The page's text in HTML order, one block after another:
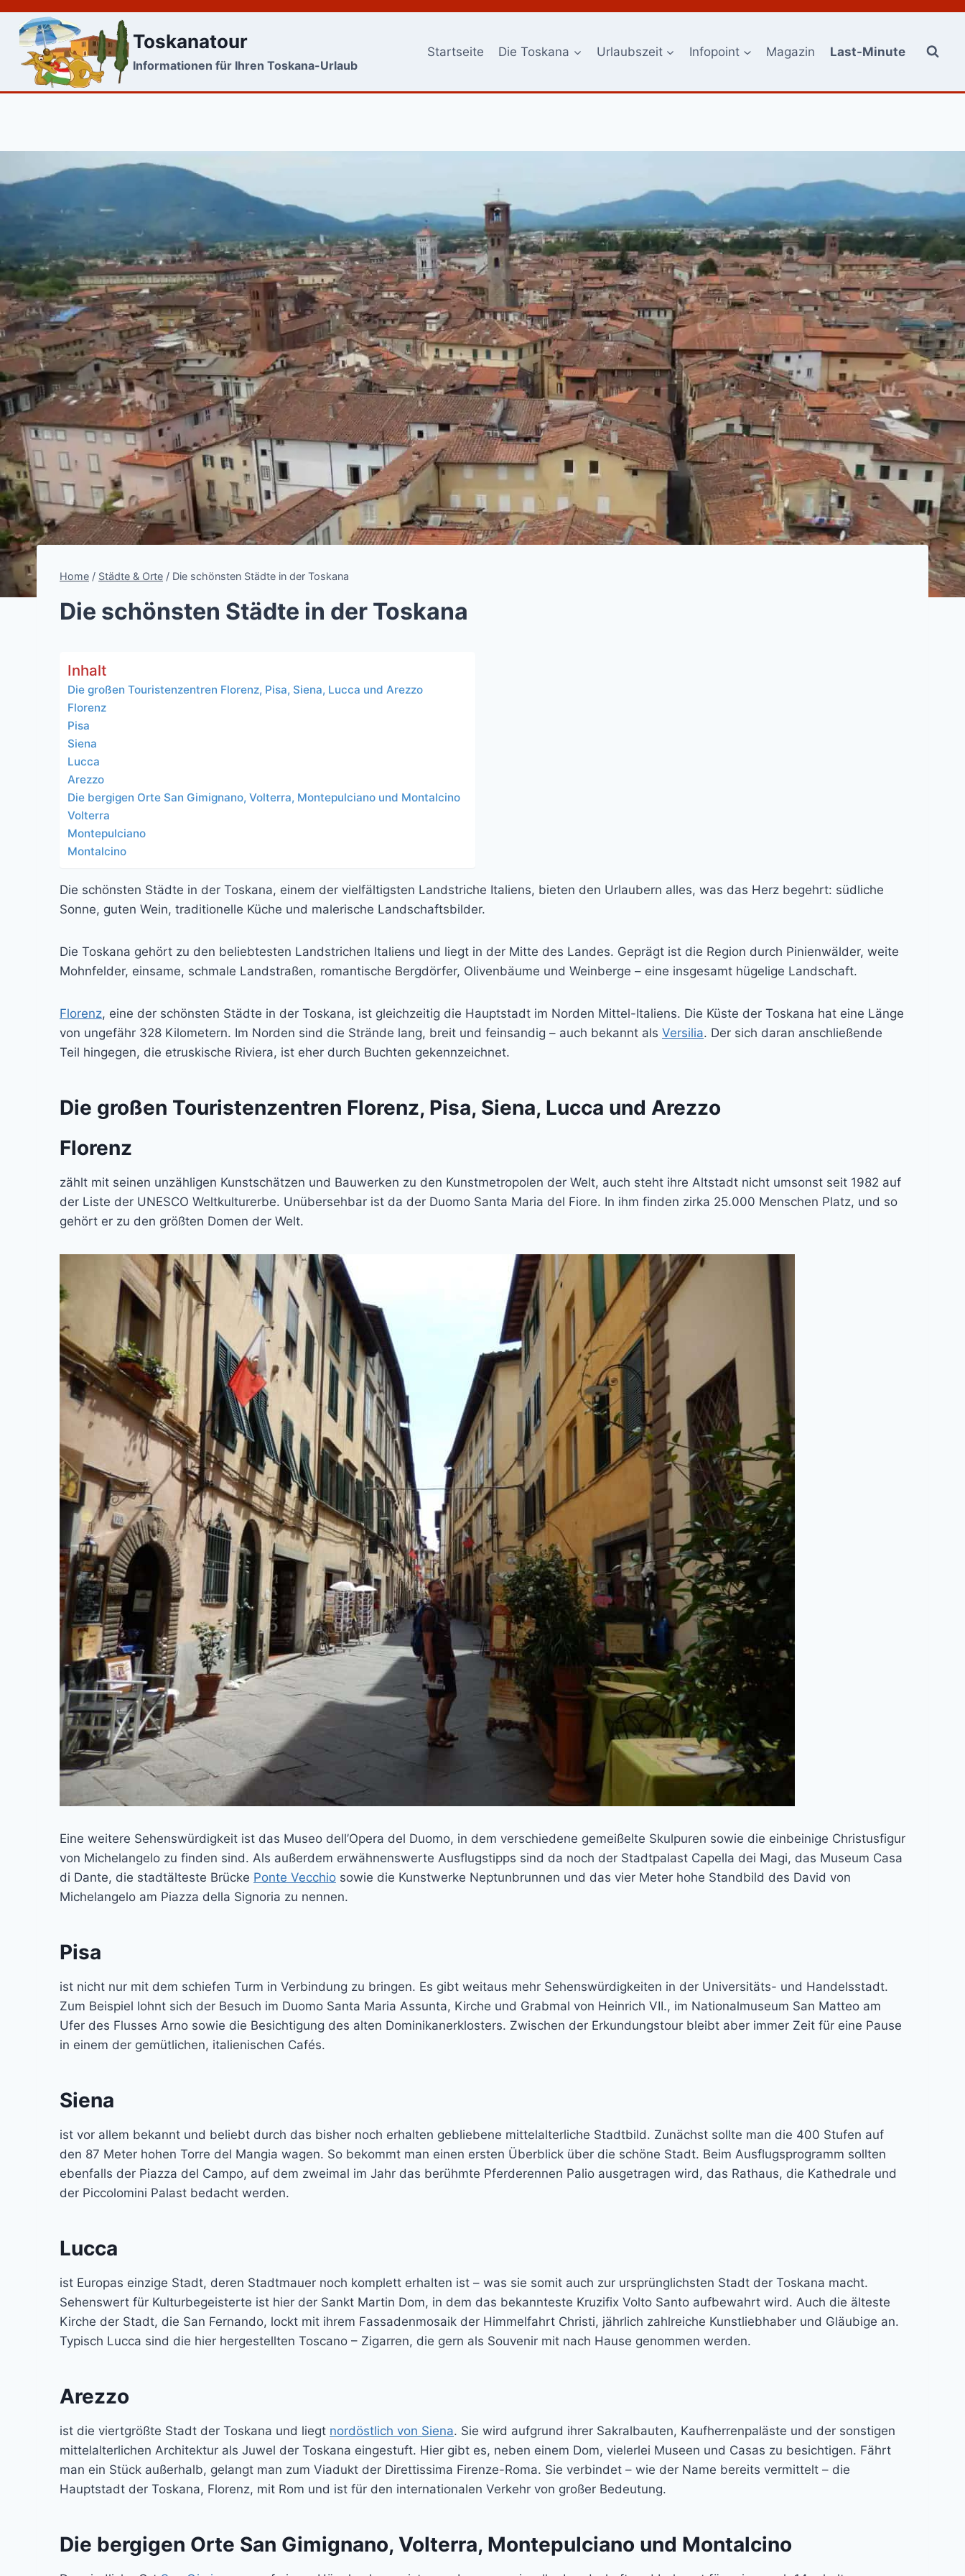
Skip
content
Toskanatour
Informationen für Ihren Toskana-Urlaub
Startseite Die Toskana Urlaubszeit Infopoint Magazin Last-Minute
Home / Städte & Orte / Die schönsten Städte in der Toskana
Die schönsten Städte in der Toskana
Inhalt
Die großen Touristenzentren Florenz, Pisa, Siena, Lucca und Arezzo
Florenz
Pisa
Siena
Lucca
Arezzo
Die bergigen Orte San Gimignano, Volterra, Montepulciano und Montalcino
Volterra
Montepulciano
Montalcino
Die schönsten Städte in der Toskana, einem der vielfältigsten Landstriche Italiens, bieten den Urlaubern alles, was das Herz begehrt: südliche
Sonne, guten Wein, traditionelle Küche und malerische Landschaftsbilder.
Die Toskana gehört zu den beliebtesten Landstrichen Italiens und liegt in der Mitte des Landes. Geprägt ist die Region durch Pinienwälder, weite
Mohnfelder, einsame, schmale Landstraßen, romantische Bergdörfer, Olivenbäume und Weinberge – eine insgesamt hügelige Landschaft.
Florenz, eine der schönsten Städte in der Toskana, ist gleichzeitig die Hauptstadt im Norden Mittel-Italiens. Die Küste der Toskana hat eine Länge
von ungefähr 328 Kilometern. Im Norden sind die Strände lang, breit und feinsandig – auch bekannt als Versilia. Der sich daran anschließende
Teil hingegen, die etruskische Riviera, ist eher durch Buchten gekennzeichnet.
Die großen Touristenzentren Florenz, Pisa, Siena, Lucca und Arezzo
Florenz
zählt mit seinen unzähligen Kunstschätzen und Bauwerken zu den Kunstmetropolen der Welt, auch steht ihre Altstadt nicht umsonst seit 1982 auf
der Liste der UNESCO Weltkulturerbe. Unübersehbar ist da der Duomo Santa Maria del Fiore. In ihm finden zirka 25.000 Menschen Platz, und so
gehört er zu den größten Domen der Welt.
Eine weitere Sehenswürdigkeit ist das Museo dell’Opera del Duomo, in dem verschiedene gemeißelte Skulpuren sowie die einbeinige Christusfigur
von Michelangelo zu finden sind. Als außerdem erwähnenswerte Ausflugstipps sind da noch der Stadtpalast Capella dei Magi, das Museum Casa
di Dante, die stadtälteste Brücke Ponte Vecchio sowie die Kunstwerke Neptunbrunnen und das vier Meter hohe Standbild des David von
Michelangelo am Piazza della Signoria zu nennen.
Pisa
ist nicht nur mit dem schiefen Turm in Verbindung zu bringen. Es gibt weitaus mehr Sehenswürdigkeiten in der Universitäts- und Handelsstadt.
Zum Beispiel lohnt sich der Besuch im Duomo Santa Maria Assunta, Kirche und Grabmal von Heinrich VII., im Nationalmuseum San Matteo am
Ufer des Flusses Arno sowie die Besichtigung des alten Dominikanerklosters. Zwischen der Erkundungstour bleibt aber immer Zeit für eine Pause
in einem der gemütlichen, italienischen Cafés.
Siena
ist vor allem bekannt und beliebt durch das bisher noch erhalten gebliebene mittelalterliche Stadtbild. Zunächst sollte man die 400 Stufen auf
den 87 Meter hohen Torre del Mangia wagen. So bekommt man einen ersten Überblick über die schöne Stadt. Beim Ausflugsprogramm sollten
ebenfalls der Piazza del Campo, auf dem zweimal im Jahr das berühmte Pferderennen Palio ausgetragen wird, das Rathaus, die Kathedrale und
der Piccolomini Palast bedacht werden.
Lucca
ist Europas einzige Stadt, deren Stadtmauer noch komplett erhalten ist – was sie somit auch zur ursprünglichsten Stadt der Toskana macht.
Sehenswert für Kulturbegeisterte ist hier der Sankt Martin Dom, in dem das bekannteste Kruzifix Volto Santo aufbewahrt wird. Auch die älteste
Kirche der Stadt, die San Fernando, lockt mit ihrem Fassadenmosaik der Himmelfahrt Christi, jährlich zahlreiche Kunstliebhaber und Gläubige an.
Typisch Lucca sind die hier hergestellten Toscano – Zigarren, die gern als Souvenir mit nach Hause genommen werden.
Arezzo
ist die viertgrößte Stadt der Toskana und liegt nordöstlich von Siena. Sie wird aufgrund ihrer Sakralbauten, Kaufherrenpaläste und der sonstigen
mittelalterlichen Architektur als Juwel der Toskana eingestuft. Hier gibt es, neben einem Dom, vielerlei Museen und Casas zu besichtigen. Fährt
man ein Stück außerhalb, gelangt man zum Viadukt der Direttissima Firenze-Roma. Sie verbindet – wie der Name bereits vermittelt – die
Hauptstadt der Toskana, Florenz, mit Rom und ist für den internationalen Verkehr von großer Bedeutung.
Die bergigen Orte San Gimignano, Volterra, Montepulciano und Montalcino